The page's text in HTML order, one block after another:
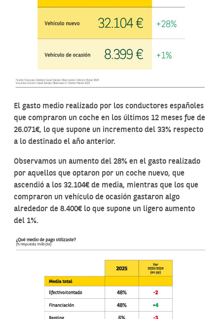
El gasto medio realizado por los conductores españoles
que compraron un coche en los últimos 12 meses fue de
26.071€, lo que supone un incremento del 33% respecto
a lo destinado el año anterior.
Observamos un aumento del 28% en el gasto realizado
por aquellos que optaron por un coche nuevo, que
ascendió a los 32.104€ de media, mientras que los que
compraron un vehículo de ocasión gastaron algo
alrededor de 8.400€ lo que supone un ligero aumento
del 1%.